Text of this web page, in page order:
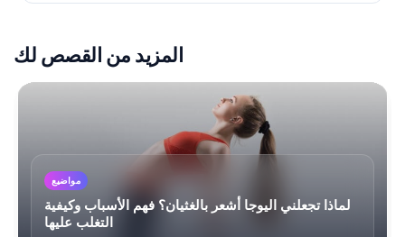
المزيد من القصص لك
مواضيع
لماذا تجعلني اليوجا أشعر بالغثيان؟ فهم الأسباب وكيفية
التغلب عليها